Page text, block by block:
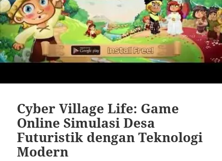
Cyber Village Life: Game
Online Simulasi Desa
Futuristik dengan Teknologi
Modern